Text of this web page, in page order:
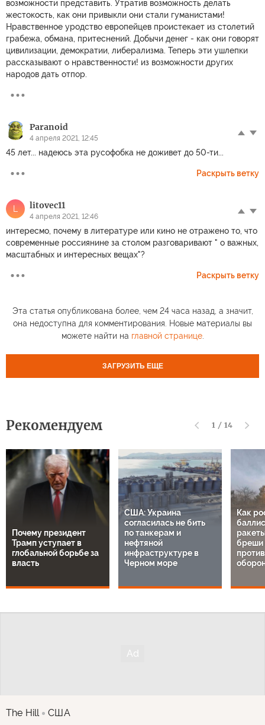
возможности представить. Утратив возможность делать
жестокость, как они привыкли они стали гуманистами!
Нравственное уродство европейцев проистекает из столетий
грабежа, обмана, притеснений. Добычи денег - как они говорят
цивилизации, демократии, либерализма. Теперь эти ушлепки
рассказывают о нравственности! из возможности других
народов дать отпор.
Paranoid
4 апреля 2021, 12:45
45 лет... надеюсь эта русофобка не доживет до 50-ти...
Раскрыть ветку
L litovec11
4 апреля 2021, 12:46
интересмо, почему в литературе или кино не отражено то, что
современные россиянине за столом разговаривают " о важных,
масштабных и интересных вещах"?
Раскрыть ветку
Эта статья опубликована более, чем 24 часа назад, а значит,
она недоступна для комментирования. Новые материалы вы
можете найти на главной странице.
ЗАГРУЗИТЬ ЕЩЕ
Рекомендуем 1 / 14
Почему президент
Трамп уступает в
глобальной борьбе за
власть
США: Украина
согласилась не бить
по танкерам и
нефтяной
инфраструктуре в
Черном море
Как
бреши
The Hill США